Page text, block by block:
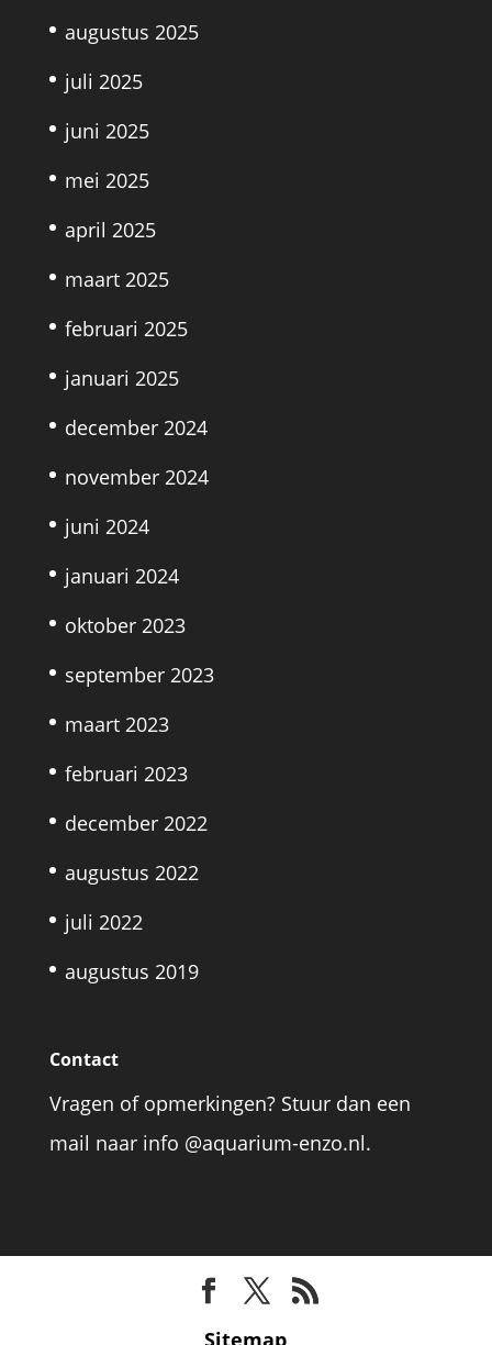
augustus 2025
juli 2025
juni 2025
mei 2025
april 2025
maart 2025
februari 2025
januari 2025
december 2024
november 2024
juni 2024
januari 2024
oktober 2023
september 2023
maart 2023
februari 2023
december 2022
augustus 2022
juli 2022
augustus 2019
Contact
Vragen of opmerkingen? Stuur dan een
mail naar info @aquarium-enzo.nl.
Sitemap